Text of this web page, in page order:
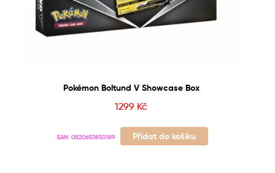
Pokémon Boltund V Showcase Box
1299 Kč
EAN: 0820650850189 Přidat do košíku